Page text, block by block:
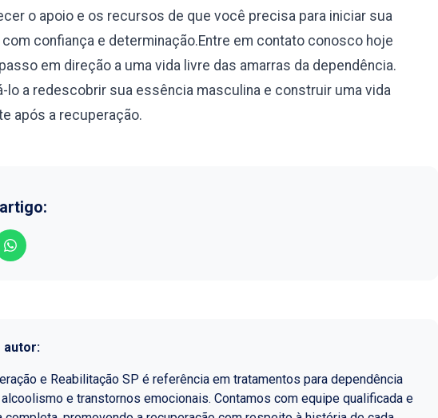
o apoio e os recursos de que você precisa para iniciar sua
confiança e determinação.Entre em contato conosco hoje
em direção a uma vida livre das amarras da dependência.
lo a redescobrir sua essência masculina e construir uma vida
após a recuperação.
autor:
e Reabilitação SP é referência em tratamentos para dependência
e transtornos emocionais. Contamos com equipe qualificada e